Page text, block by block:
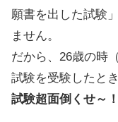
願書を出した試験
ません。
だから、26歳の時
試験を受験したと
試験超面倒くせ～！